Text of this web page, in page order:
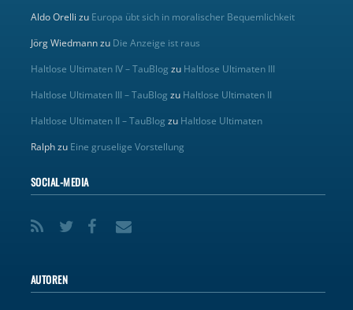
Aldo Orelli zu Europa übt sich in moralischer Bequemlichkeit
Jörg Wiedmannzu Die Anzeige ist raus
Haltlose Ultimaten IV – TauBlog zu Haltlose Ultimaten III
Haltlose Ultimaten III – TauBlog zu Haltlose Ultimaten II
Haltlose Ultimaten II – TauBlog zu Haltlose Ultimaten
Ralphzu Eine gruselige Vorstellung
SOCIAL-MEDIA
AUTOREN